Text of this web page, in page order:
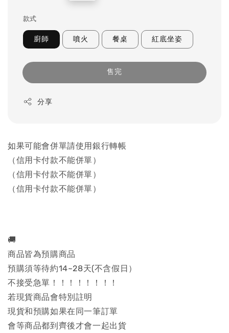
款式
廚師 噴火 餐桌 紅底坐姿
售完
分享
如果可能會併單請使用銀行轉帳
（信用卡付款不能併單）
（信用卡付款不能併單）
（信用卡付款不能併單）
🚚
商品皆為預購商品
預購須等待約14~28天(不含假日）
不接受急單！！！！！！！！
若現貨商品會特別註明
現貨和預購如果在同一筆訂單
會等商品都到齊後才會一起出貨